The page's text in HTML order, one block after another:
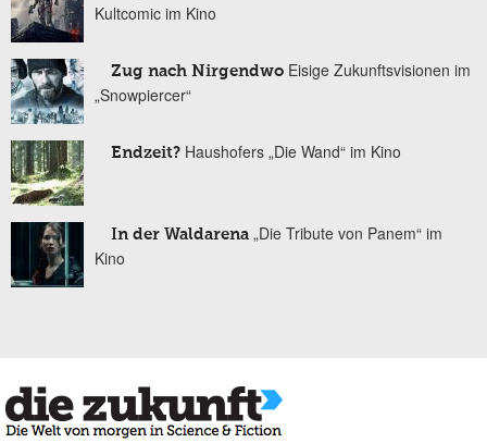
Kultcomic im Kino
Zug nach Nirgendwo Eisige Zukunftsvisionen im
„Snowpiercer“
Endzeit? Haushofers „Die Wand“ im Kino
In der Waldarena „Die Tribute von Panem“ im
Kino